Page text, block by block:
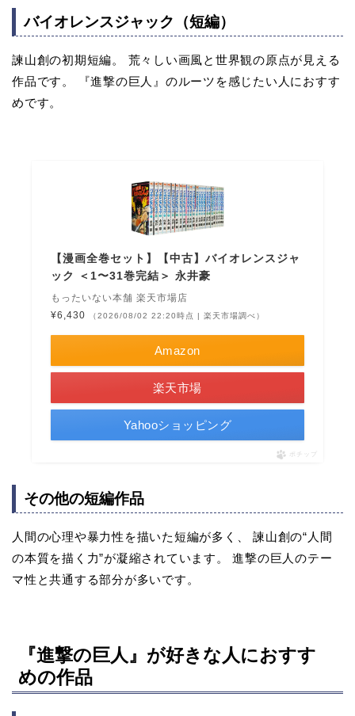
バイオレンスジャック（短編）
諫山創の初期短編。 荒々しい画風と世界観の原点が見える
作品です。 『進撃の巨人』のルーツを感じたい人におすす
めです。
【漫画全巻セット】【中古】バイオレンスジャ
ック ＜1〜31巻完結＞ 永井豪
もったいない本舗 楽天市場店
¥6,430
（2026/08/02 22:20時点 | 楽天市場調べ）
Amazon
楽天市場
Yahooショッピング
ポチップ
その他の短編作品
人間の心理や暴力性を描いた短編が多く、 諫山創の“人間
の本質を描く力”が凝縮されています。 進撃の巨人のテー
マ性と共通する部分が多いです。
『進撃の巨人』が好きな人におすす
めの作品